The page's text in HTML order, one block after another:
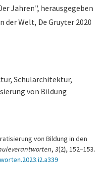
Schularchitektur
von Bildung
von Bildung in den
, 3(2), 152–153.
Jahren", herausgegeben
der Welt, De Gruyter 2020